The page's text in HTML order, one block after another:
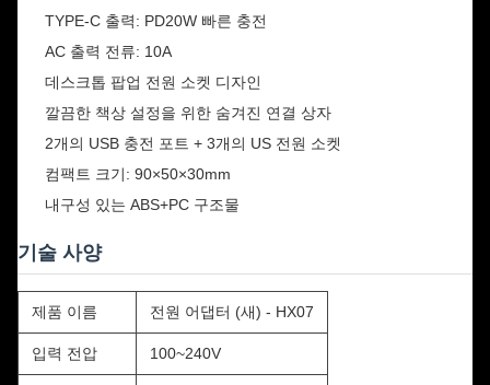
TYPE-C 출력: PD20W 빠른 충전
AC 출력 전류: 10A
데스크톱 팝업 전원 소켓 디자인
깔끔한 책상 설정을 위한 숨겨진 연결 상자
2개의 USB 충전 포트 + 3개의 US 전원 소켓
컴팩트 크기: 90×50×30mm
내구성 있는 ABS+PC 구조물
기술 사양
제품 이름 전원 어댑터 (새) - HX07
입력 전압 100~240V